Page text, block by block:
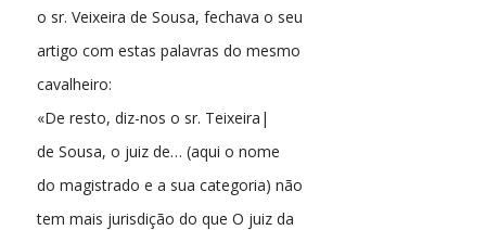
o sr. Veixeira de Sousa, fechava o seu
artigo com estas palavras do mesmo
cavalheiro:
«De resto, diz-nos o sr. Teixeira|
de Sousa, o juiz de… (aqui o nome
do magistrado e a sua categoria) não
tem mais jurisdição do que O juiz da